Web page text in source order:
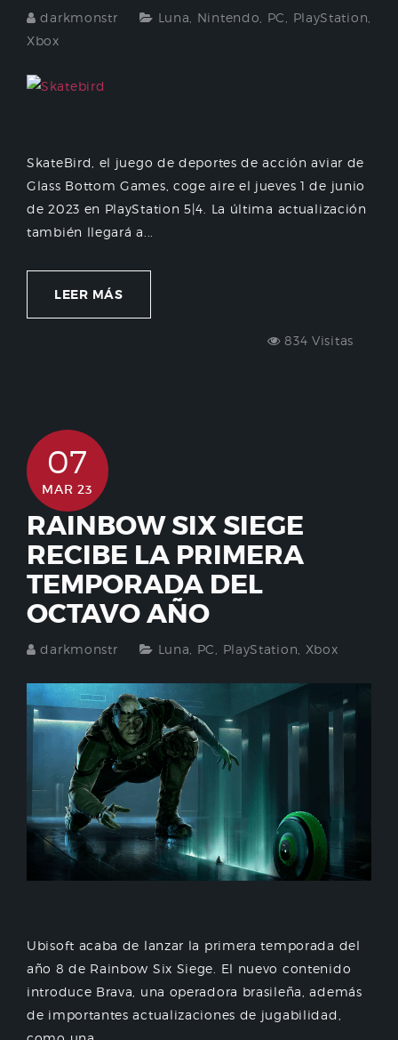
darkmonstr Luna Nintendo PC PlayStation
Xbox
SkateBird, el juego de deportes de acción aviar de
Glass Bottom Games, coge aire el jueves 1 de junio
de 2023 en PlayStation 5|4. La última actualización
también llegará a...
LEER MÁS
834 Visitas
07
MAR 23
RAINBOW SIX SIEGE
RECIBE LA PRIMERA
TEMPORADA DEL
OCTAVO AÑO
darkmonstr Luna PC PlayStation Xbox
Ubisoft acaba de lanzar la primera temporada del
año 8 de Rainbow Six Siege. El nuevo contenido
introduce Brava, una operadora brasileña, además
de importantes actualizaciones de jugabilidad,